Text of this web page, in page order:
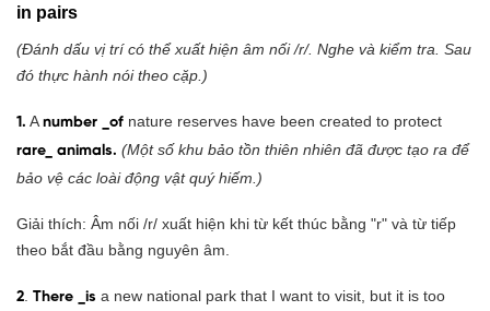
in pairs
(Đánh dấu vị trí có thể xuất hiện âm nối /r/. Nghe và kiểm tra. Sau
đó thực hành nói theo cặp.)
1. A number _of nature reserves have been created to protect
rare_ animals. (Một số khu bảo tồn thiên nhiên đã được tạo ra để
bảo vệ các loài động vật quý hiếm.)
Giải thích: Âm nối /r/ xuất hiện khi từ kết thúc bằng "r" và từ tiếp
theo bắt đầu bằng nguyên âm.
2 There _is a new national park that I want to visit, but it is too